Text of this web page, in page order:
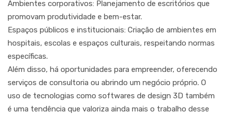
Ambientes corporativos: Planejamento de escritórios que
promovam produtividade e bem-estar.
Espaços públicos e institucionais: Criação de ambientes em
hospitais, escolas e espaços culturais, respeitando normas
específicas.
Além disso, há oportunidades para empreender, oferecendo
serviços de consultoria ou abrindo um negócio próprio. O
uso de tecnologias como softwares de design 3D também
é uma tendência que valoriza ainda mais o trabalho desse